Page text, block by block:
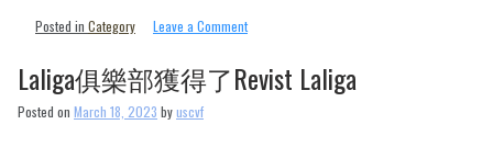
Posted in Category Leave a Commenton
后
Laliga俱樂部獲得了Revist Laliga
Posted on March 18, 2023 byuscvf